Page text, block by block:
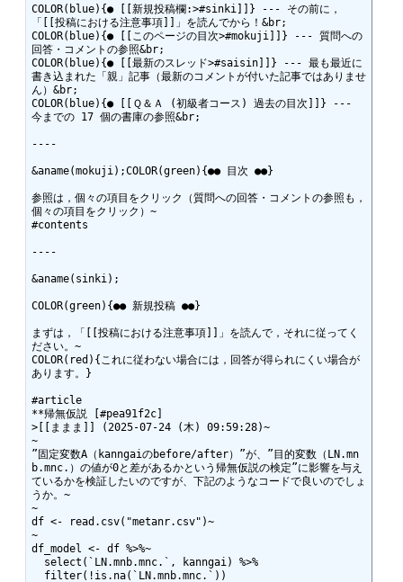
COLOR(blue){● [[新規投稿欄:>#sinki]]} --- その前に，
「[[投稿における注意事項]]」を読んでから！&br;
COLOR(blue){● [[このページの目次>#mokuji]]} --- 質問への
回答・コメントの参照&br;
COLOR(blue){● [[最新のスレッド>#saisin]]} --- 最も最近に
書き込まれた「親」記事（最新のコメントが付いた記事ではありませ
ん）&br;
COLOR(blue){● [[Ｑ＆Ａ (初級者コース) 過去の目次]]} ---
今までの 17 個の書庫の参照&br;
----
&aname(mokuji);COLOR(green){●● 目次 ●●}
参照は，個々の項目をクリック（質問への回答・コメントの参照も，
個々の項目をクリック）~
#contents
----
&aname(sinki);
COLOR(green){●● 新規投稿 ●●}
まずは，「[[投稿における注意事項]]」を読んで，それに従ってく
ださい。~
COLOR(red){これに従わない場合には，回答が得られにくい場合が
あります。}
#article
**帰無仮説 [#pea91f2c]
>[[ままま]] (2025-07-24 (木) 09:59:28)~
~
”固定変数A（kanngaiのbefore/after）”が、”目的変数（LN.mn
b.mnc.）の値が0と差があるかという帰無仮説の検定”に影響を与え
ているかを検証したいのですが、下記のようなコードで良いのでしょ
うか。~
~
df <- read.csv("metanr.csv")~
~
df_model <- df %>%~